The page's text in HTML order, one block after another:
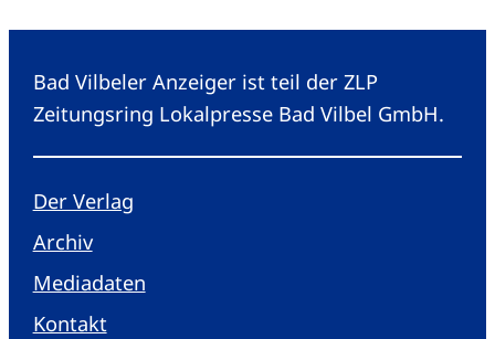
Bad Vilbeler Anzeiger ist teil der ZLP
Zeitungsring Lokalpresse Bad Vilbel GmbH.
Der Verlag
Archiv
Mediadaten
Kontakt